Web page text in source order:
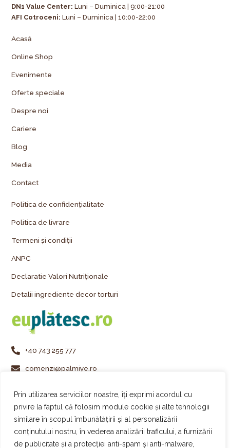
Prin utilizarea serviciilor noastre, îți exprimi acordul cu
privire la faptul că folosim module cookie și alte tehnologii
similare în scopul îmbunătățirii și al personalizării
conținutului nostru, în vederea analizării traficului, a furnizării
de publicitate și a protecției anti-spam și anti-malware,
DN1 Value Center: Luni – Duminica | 9:00-21:00
AFI Cotroceni: Luni – Duminica | 10:00-22:00
Acasă
Online Shop
Evenimente
Oferte speciale
Despre noi
Cariere
Blog
Media
Contact
Politica de confidențialitate
Politica de livrare
Termeni și condiții
ANPC
Declaratie Valori Nutriționale
Detalii ingrediente decor torturi
+40 743 255 777
comenzi@palmiye.ro
Urmărește-ne pe Instagram
Urmărește-ne pe Facebook
Urmărește-ne pe TikTok